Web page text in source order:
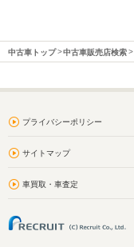
中古車トップ 中古車販売店検索
プライバシーポリシー
サイトマップ
車買取・車査定